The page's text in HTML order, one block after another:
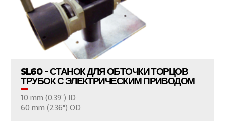
SL60 - СТАНОК ДЛЯ ОБТОЧКИ ТОРЦОВ
ТРУБОК С ЭЛЕКТРИЧЕСКИМ ПРИВОДОМ
10 mm (0.39") ID
60 mm (2.36") OD
ПРОСМОТР ПРОДУКТОВ